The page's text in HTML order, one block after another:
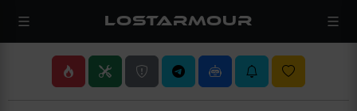
LOSTARMOUR